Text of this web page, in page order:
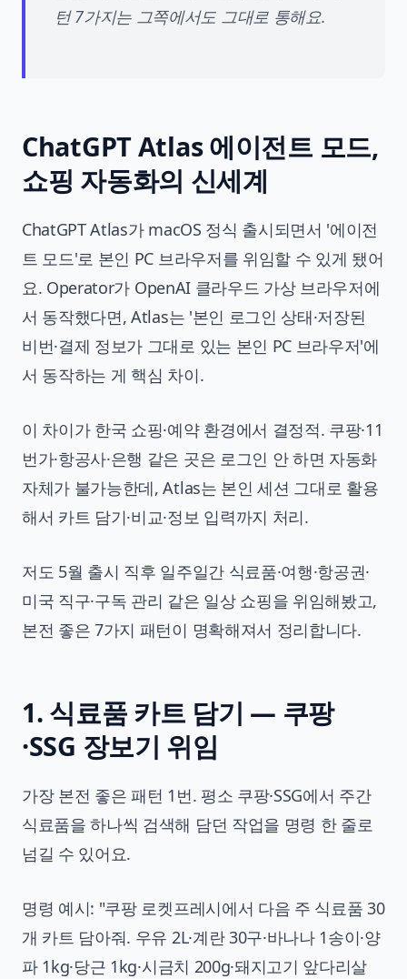
턴 7가지는 그쪽에서도 그대로 통해요.
ChatGPT Atlas 에이전트 모드,
쇼핑 자동화의 신세계
ChatGPT Atlas가 macOS 정식 출시되면서 '에이전
트 모드'로 본인 PC 브라우저를 위임할 수 있게 됐어
요. Operator가 OpenAI 클라우드 가상 브라우저에
서 동작했다면, Atlas는 '본인 로그인 상태·저장된
비번·결제 정보가 그대로 있는 본인 PC 브라우저'에
서 동작하는 게 핵심 차이.
이 차이가 한국 쇼핑·예약 환경에서 결정적. 쿠팡·11
번가·항공사·은행 같은 곳은 로그인 안 하면 자동화
자체가 불가능한데, Atlas는 본인 세션 그대로 활용
해서 카트 담기·비교·정보 입력까지 처리.
저도 5월 출시 직후 일주일간 식료품·여행·항공권·
미국 직구·구독 관리 같은 일상 쇼핑을 위임해봤고,
본전 좋은 7가지 패턴이 명확해져서 정리합니다.
1. 식료품 카트 담기 — 쿠팡
·SSG 장보기 위임
가장 본전 좋은 패턴 1번. 평소 쿠팡·SSG에서 주간
식료품을 하나씩 검색해 담던 작업을 명령 한 줄로
넘길 수 있어요.
명령 예시: "쿠팡 로켓프레시에서 다음 주 식료품 30
개 카트 담아줘. 우유 2L·계란 30구·바나나 1송이·양
파 1kg·당근 1kg·시금치 200g·돼지고기 앞다리살